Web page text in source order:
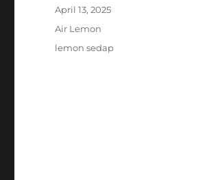
Posted
on
April 13, 2025
Categories
Air Lemon
Tags
lemon sedap